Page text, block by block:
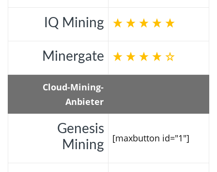
IQ Mining
Minergate
Cloud-Mining-
Anbieter
Genesis
Mining
[maxbutton id="1"]